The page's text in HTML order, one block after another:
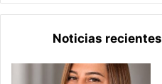
Noticias recientes